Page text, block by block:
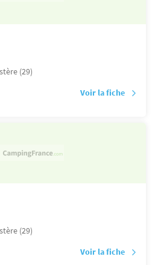
(29)
Voir la fiche
(29)
Voir la fiche